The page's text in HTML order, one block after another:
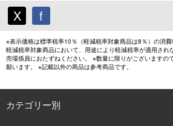
X f
※表示価格は標準税率10％（軽減税率対象商品は8％）の消費
軽減税率対象商品において、用途により軽減税率が適用され
売場係員におたずねください。 ※数量に限りがございますの
願います。 ※記載以外の商品は参考商品です。
カテゴリー別